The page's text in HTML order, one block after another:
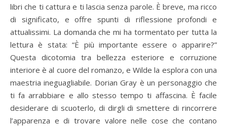
libri che ti cattura e ti lascia senza parole. È breve, ma ricco
di significato, e offre spunti di riflessione profondi e
attualissimi. La domanda che mi ha tormentato per tutta la
lettura è stata: “È più importante essere o apparire?”
Questa dicotomia tra bellezza esteriore e corruzione
interiore è al cuore del romanzo, e Wilde la esplora con una
maestria ineguagliabile. Dorian Gray è un personaggio che
ti fa arrabbiare e allo stesso tempo ti affascina. È facile
desiderare di scuoterlo, di dirgli di smettere di rincorrere
l’apparenza e di trovare valore nelle cose che contano